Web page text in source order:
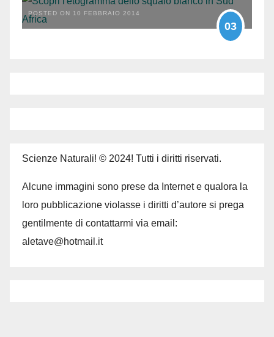
POSTED ON 10 FEBBRAIO 2014
03
Scienze Naturali! © 2024! Tutti i diritti riservati.
Alcune immagini sono prese da Internet e qualora la
loro pubblicazione violasse i diritti d’autore si prega
gentilmente di contattarmi via email:
aletave@hotmail.it